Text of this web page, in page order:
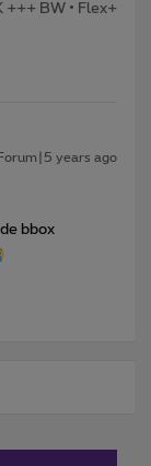
+++ BW • Flex+
years ago
bbox